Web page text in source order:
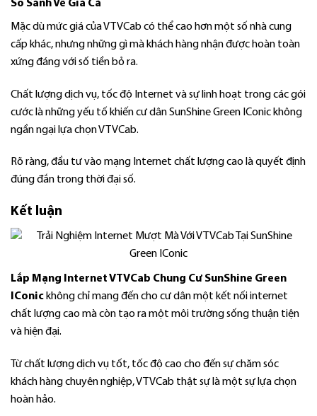
So Sánh Về Giá Cả
Mặc dù mức giá của VTVCab có thể cao hơn một số nhà cung
cấp khác, nhưng những gì mà khách hàng nhận được hoàn toàn
xứng đáng với số tiền bỏ ra.
Chất lượng dịch vụ, tốc độ Internet và sự linh hoạt trong các gói
cước là những yếu tố khiến cư dân SunShine Green IConic không
ngần ngại lựa chọn VTVCab.
Rõ ràng, đầu tư vào mạng Internet chất lượng cao là quyết định
đúng đắn trong thời đại số.
Kết luận
Lắp Mạng Internet VTVCab Chung Cư SunShine Green
IConickhông chỉ mang đến cho cư dân một kết nối internet
chất lượng cao mà còn tạo ra một môi trường sống thuận tiện
và hiện đại.
Từ chất lượng dịch vụ tốt, tốc độ cao cho đến sự chăm sóc
khách hàng chuyên nghiệp, VTVCab thật sự là một sự lựa chọn
hoàn hảo.